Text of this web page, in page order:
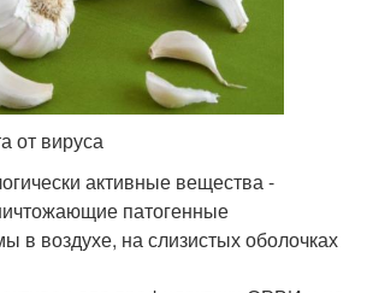
от вируса
активные вещества -
патогенные
в воздухе, на слизистых оболочках